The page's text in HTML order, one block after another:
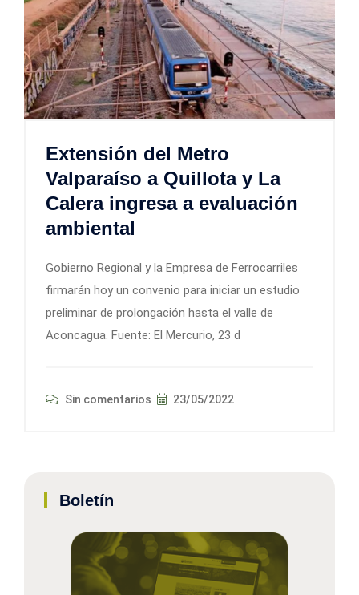
Extensión del Metro
Valparaíso a Quillota y La
Calera ingresa a evaluación
ambiental
Gobierno Regional y la Empresa de Ferrocarriles
firmarán hoy un convenio para iniciar un estudio
preliminar de prolongación hasta el valle de
Aconcagua. Fuente: El Mercurio, 23 d
Sin comentarios 23/05/2022
Boletín